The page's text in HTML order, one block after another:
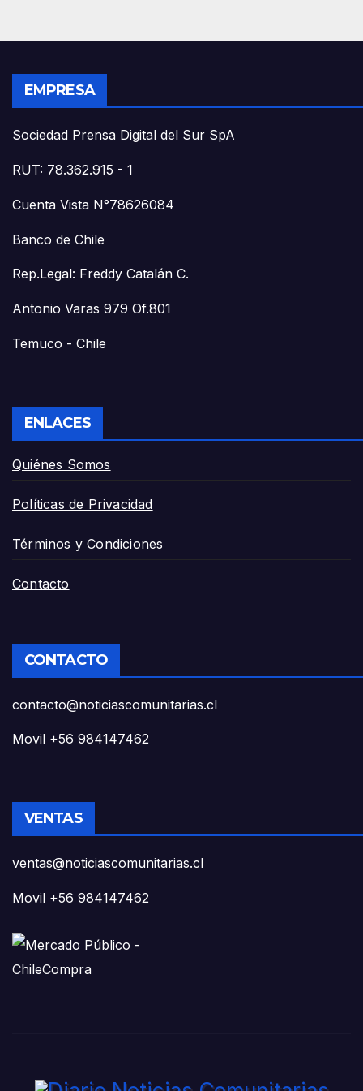
EMPRESA
Sociedad Prensa Digital del Sur SpA
RUT: 78.362.915 - 1
Cuenta Vista N°78626084
Banco de Chile
Rep.Legal: Freddy Catalán C.
Antonio Varas 979 Of.801
Temuco - Chile
ENLACES
Quiénes Somos
Políticas de Privacidad
Términos y Condiciones
Contacto
CONTACTO
contacto@noticiascomunitarias.cl
Movil +56 984147462
VENTAS
ventas@noticiascomunitarias.cl
Movil +56 984147462